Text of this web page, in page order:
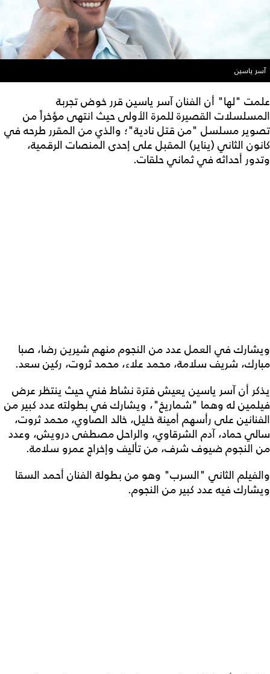
آسر ياسين
علمت "لها" أن الفنان آسر ياسين قرر خوض تجربة
المسلسلات القصيرة للمرة الأولى حيث انتهى مؤخراً من
تصوير مسلسل "من قتل نادية"؛ والذي من المقرر طرحه في
كانون الثاني (يناير) المقبل على إحدى المنصات الرقمية،
وتدور أحداثه في ثماني حلقات.
ويشارك في العمل عدد من النجوم منهم شيرين رضا، صبا
مبارك، شريف سلامة، محمد علاء، محمد ثروت، ركين سعد.
يذكر أن آسر ياسين يعيش فترة نشاط فني حيث ينتظر عرض
فيلمين له وهما "شماريخ"، ويشارك في بطولته عدد كبير من
الفنانين على رأسهم أمينة خليل، خالد الصاوي، محمد ثروت،
سالي حماد، آدم الشرقاوي، والراحل مصطفى درويش، وعدد
من النجوم ضيوف شرف، من تأليف وإخراج عمرو سلامة.
والفيلم الثاني "السرب" وهو من بطولة الفنان أحمد السقا
ويشارك فيه عدد كبير من النجوم.